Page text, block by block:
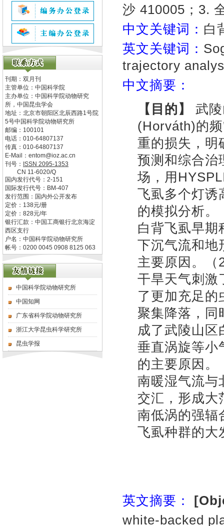
刊期：双月刊
主管单位： 中国科学院
主办单位： 中国科学院动物研究
所，中国昆虫学会
地址： 北京市朝阳区北辰西路1号院
5号中国科学院动物研究所
邮编： 100101
电话： 010-64807137
传真： 010-64807137
E-Mail： entom@ioz.ac.cn
刊号： ISSN 2095-1353
CN 11-6020/Q
国内发行代号： 2-151
国际发行代号： BM-407
发行范围：国内外公开发布
定价： 138元/册
定价： 828元/年
银行汇款：中国工商银行北京海淀
西区支行
户名：中国科学院动物研究所
帐号：0200 0045 0908 8125 063
中国科学院动物研究所
中国知网
广东省科学院动物研究所
浙江大学昆虫科学研究所
昆虫学报
沙 410005；3.
中文关键词： 白
英文关键词：
trajectory
中文摘要：
【目的】武
(Horváth)的
重的损失，明
预测和综合治
场，用
飞虱多个灯诱
的模拟分析。
白背飞虱早期
下沉气流和地
主要原因。（
干旱天气刺激
了更加充足的
聚集降落，同
成了武陵山区
垂直涡旋等小
的主要原因。
南暖湿气流与
交汇，形成大
南低涡的强辐
飞虱种群的大
英文摘要：
white-backed